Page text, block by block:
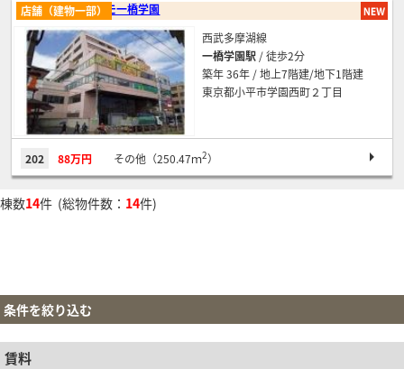
コスモ一橋学園
店舗（建物一部）
西武多摩湖線
一橋学園駅 / 徒歩2分
築年 36年 / 地上7階建/地下1階建
東京都小平市学園西町２丁目
202 88万円 その他（250.47ｍ2）
棟数14件 (総物件数： 14件)
条件を絞り込む
賃料